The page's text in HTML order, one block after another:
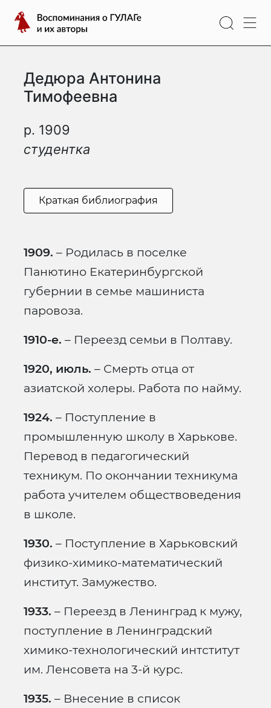
содержимому
Воспоминания
о
ГУЛАГе
авторы
Дедюра Антонина
Тимофеевна
р. 1909
студентка
Краткая библиография
1909. – Родилась в поселке
Панютино Екатеринбургской
губернии в семье машиниста
паровоза.
1910-е. – Переезд семьи в Полтаву.
1920, июль. – Смерть отца от
азиатской холеры. Работа по найму.
1924. – Поступление в
промышленную школу в Харькове.
Перевод в педагогический
техникум. По окончании техникума
работа учителем обществоведения
в школе.
1930. – Поступление в Харьковский
физико-химико-математический
институт. Замужество.
1933. – Переезд в Ленинград к мужу,
поступление в Ленинградский
химико-технологический интститут
им. Ленсовета на 3-й курс.
1935. – Внесение в список